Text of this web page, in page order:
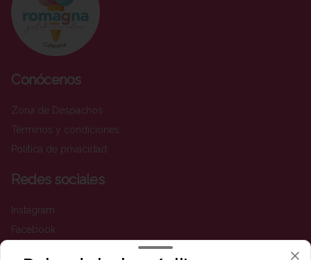
Conócenos
Zona de Despachos
Términos y condiciones
Política de privacidad
Redes sociales
Instagram
Facebook